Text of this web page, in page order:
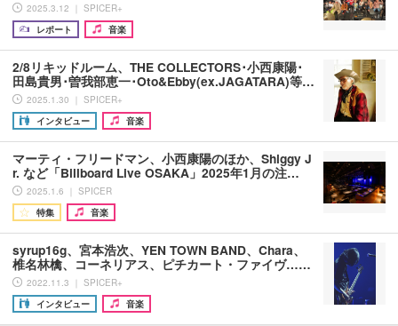
2025.3.12 ｜ SPICER+
レポート
音楽
2/8リキッドルーム、THE COLLECTORS･小西康陽･
田島貴男･曽我部恵一･Oto&Ebby(ex.JAGATARA)等…
2025.1.30 ｜ SPICER+
インタビュー
音楽
マーティ・フリードマン、小西康陽のほか、Shiggy J
r. など「Billboard Live OSAKA」2025年1月の注…
2025.1.6 ｜ SPICER
特集
音楽
syrup16g、宮本浩次、YEN TOWN BAND、Chara、
椎名林檎、コーネリアス、ピチカート・ファイヴ……
2022.11.3 ｜ SPICER+
インタビュー
音楽